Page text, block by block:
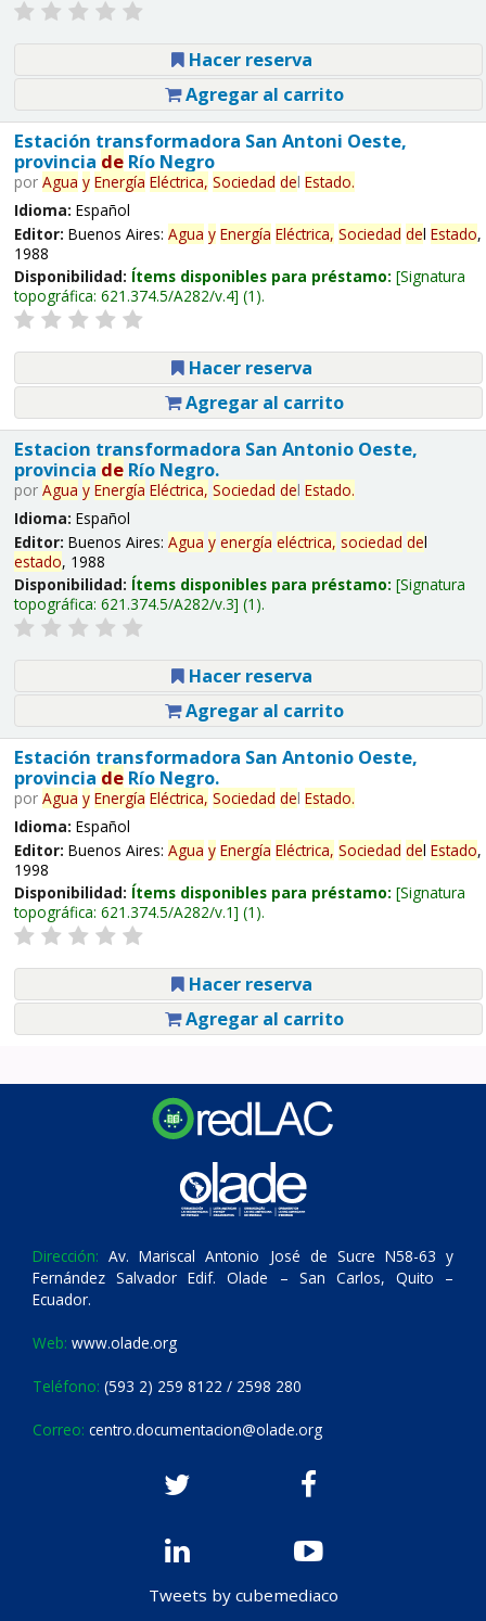
Hacer reserva
Agregar al carrito
Estación transformadora San Antoni Oeste,
provincia deRío Negro
por Agua y Energía Eléctrica, Sociedad del Estado.
Idioma: Español
Editor: Buenos Aires: Agua y Energía Eléctrica, Sociedad del Estado,
1988
Disponibilidad: Ítems disponibles para préstamo: Signatura
topográfica: 621.374.5/A282/v.4 (1).
Hacer reserva
Agregar al carrito
Estacion transformadora San Antonio Oeste,
provincia deRío Negro.
por Agua y Energía Eléctrica, Sociedad del Estado.
Idioma: Español
Editor: Buenos Aires: Agua y energía eléctrica, sociedad del
estado, 1988
Disponibilidad: Ítems disponibles para préstamo: Signatura
topográfica: 621.374.5/A282/v.3 (1).
Hacer reserva
Agregar al carrito
Estación transformadora San Antonio Oeste,
provincia deRío Negro.
por Agua y Energía Eléctrica, Sociedad del Estado.
Idioma: Español
Editor: Buenos Aires: Agua y Energía Eléctrica, Sociedad del Estado,
1998
Disponibilidad: Ítems disponibles para préstamo: Signatura
topográfica: 621.374.5/A282/v.1 (1).
Hacer reserva
Agregar al carrito
Dirección: Av. Mariscal Antonio José de Sucre N58-63 y
Fernández Salvador Edif. Olade – San Carlos, Quito –
Ecuador.
Web: www.olade.org
Teléfono: (593 2) 259 8122 / 2598 280
Correo: centro.documentacion@olade.org
Tweets by cubemediaco